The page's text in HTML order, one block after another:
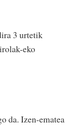
3 urtetik
eko
da. Izen-ematea